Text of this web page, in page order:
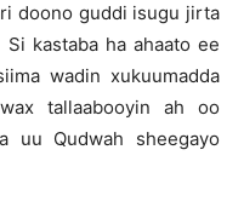
doono guddi isugu jirta
kastaba ha ahaato ee
wadin xukuumadda
tallaabooyin ah oo
uu Qudwah sheegayo